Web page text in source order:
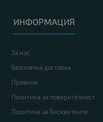
ИНФОРМАЦИЯ
За нас
Безплатна доставка
Правила
Политика за поверителност
Политика за бисквитките